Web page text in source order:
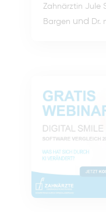
Zahnärztin Jule
Bargen und Dr.